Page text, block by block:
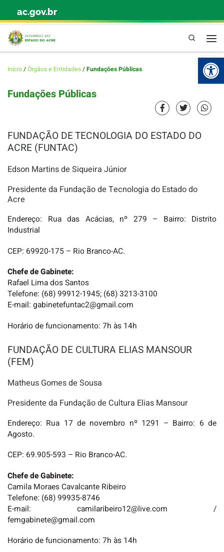
Skip to content
ac.gov.br
Pesquisa
Início/Órgãos e Entidades/Fundações Públicas
Fundações Públicas
FUNDAÇÃO DE TECNOLOGIA DO ESTADO DO
ACRE (FUNTAC)
Edson Martins de Siqueira Júnior
Presidente da Fundação de Tecnologia do Estado do
Acre
Endereço: Rua das Acácias, nº 279 – Bairro: Distrito
Industrial
CEP: 69920-175 – Rio Branco-AC.
Chefe de Gabinete:
Rafael Lima dos Santos
Telefone: (68) 99912-1945; (68) 3213-3100
E-mail: gabinetefuntac2@gmail.com
Horário de funcionamento: 7h às 14h
FUNDAÇÃO DE CULTURA ELIAS MANSOUR
(FEM)
Matheus Gomes de Sousa
Presidente da Fundação de Cultura Elias Mansour
Endereço: Rua 17 de novembro nº 1291 – Bairro: 6 de
Agosto.
CEP: 69.905-593 – Rio Branco-AC.
Chefe de Gabinete:
Camila Moraes Cavalcante Ribeiro
Telefone: (68) 99935-8746
E-mail: camilaribeiro12@live.com /
femgabinete@gmail.com
Horário de funcionamento: 7h às 14h